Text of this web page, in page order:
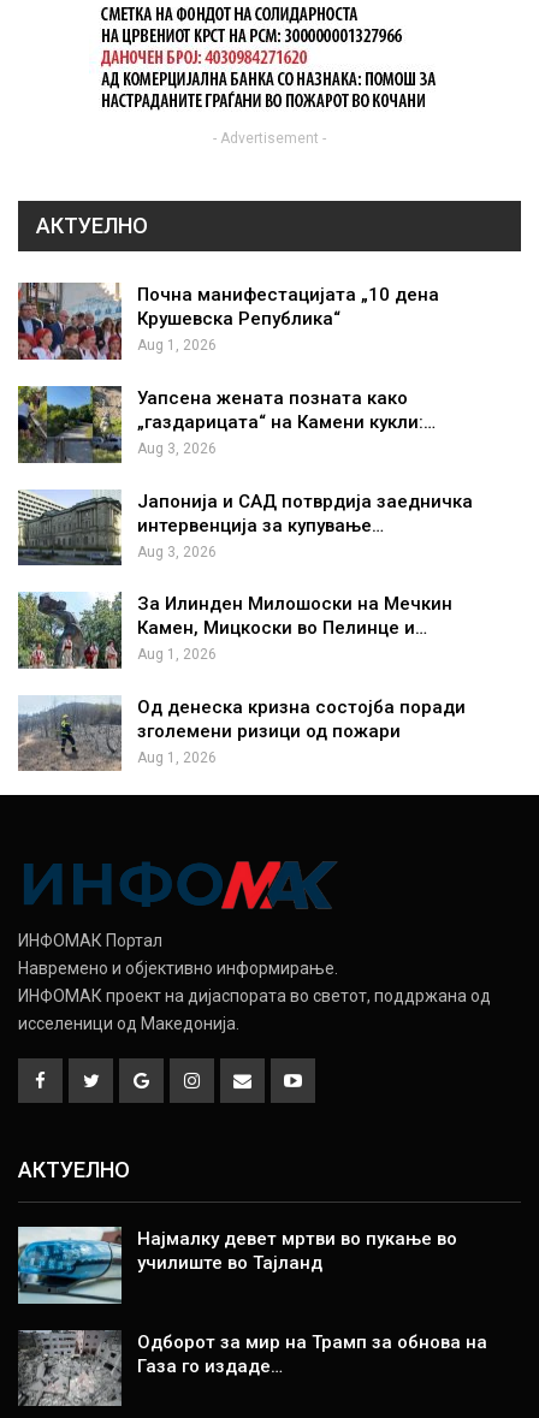
- Advertisement -
АКТУЕЛНО
Почна манифестацијата „10 дена
Крушевска Република“
Aug 1, 2026
Уапсена жената позната како
„газдарицата“ на Камени кукли:…
Aug 3, 2026
Јапонија и САД потврдија заедничка
интервенција за купување…
Aug 3, 2026
За Илинден Милошоски на Мечкин
Камен, Мицкоски во Пелинце и…
Aug 1, 2026
Од денеска кризна состојба поради
зголемени ризици од пожари
Aug 1, 2026
ИНФОМАК Портал
Навремено и објективно информирање.
ИНФОМАК проект на дијаспората во светот, поддржана од
исселеници од Македонија.
АКТУЕЛНО
Најмалку девет мртви во пукање во
училиште во Тајланд
Одборот за мир на Трамп за обнова на
Газа го издаде…